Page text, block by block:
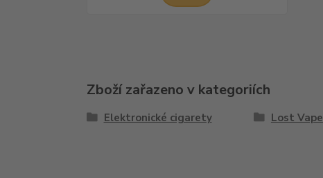
Zboží zařazeno v kategoriích
Elektronické cigarety Lost Vape